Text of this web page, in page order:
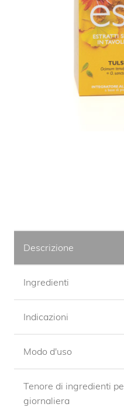
Descrizione
Ingredienti
Indicazioni
Modo d'uso
Tenore di ingredienti
giornaliera